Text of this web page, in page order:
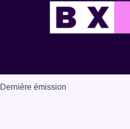
Dernière émission